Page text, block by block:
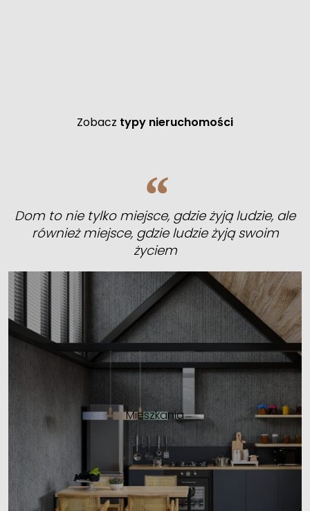
Zobacz typy nieruchomości
Dom to nie tylko miejsce, gdzie żyją ludzie, ale
również miejsce, gdzie ludzie żyją swoim
życiem
Mieszkania